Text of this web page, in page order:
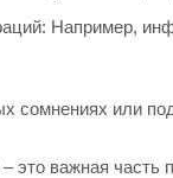
Например,
или
это важная